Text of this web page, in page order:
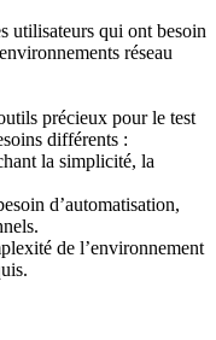
utilisateurs qui ont besoin
réseau
précieux pour le test
différents :
la simplicité, la
d’automatisation,
de l’environnement